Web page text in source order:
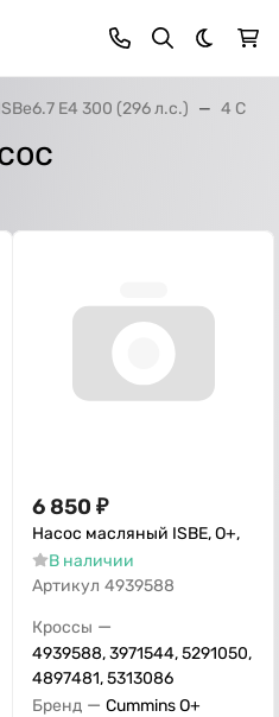
Темная
E4 300 (296 л.с.) 4
6 850 ₽
Насос масляный ISBE, О+,
В наличии
Артикул 4939588
Кроссы —
4939588, 3971544, 5291050,
4897481, 5313086
Бренд — Cummins O+